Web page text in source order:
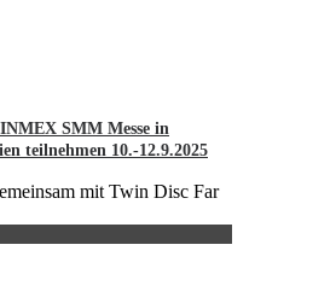
SMM Messe in
teilnehmen 10.-12.9.2025
mit Twin Disc Far